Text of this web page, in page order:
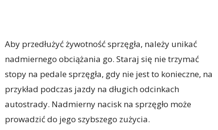
Aby przedłużyć żywotność sprzęgła, należy unikać
nadmiernego obciążania go. Staraj się nie trzymać
stopy na pedale sprzęgła, gdy nie jest to konieczne, na
przykład podczas jazdy na długich odcinkach
autostrady. Nadmierny nacisk na sprzęgło może
prowadzić do jego szybszego zużycia.